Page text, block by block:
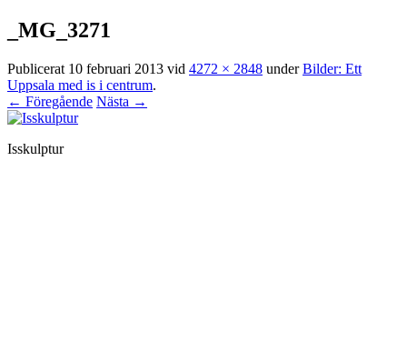
_MG_3271
Publicerat 10 februari 2013 vid 4272 × 2848 underBilder: Ett
Uppsala med is i centrum.
← Föregående Nästa →
Isskulptur